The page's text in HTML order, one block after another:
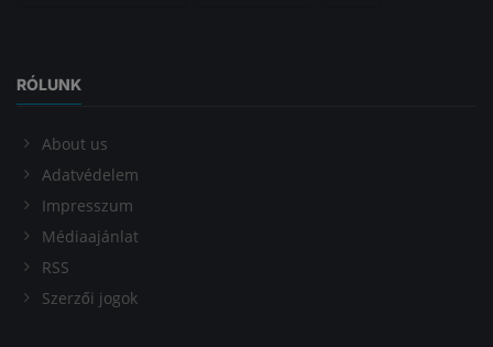
RÓLUNK
About us
Adatvédelem
Impresszum
Médiaajánlat
RSS
Szerzői jogok